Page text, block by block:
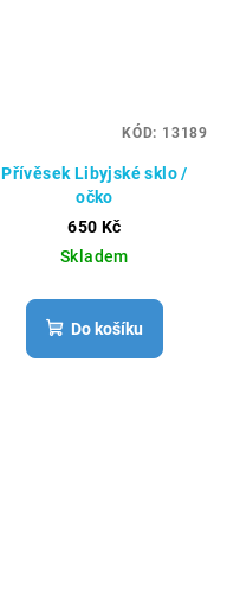
Přívěsek Libyjské sklo /
očko
650 Kč
Skladem
Do košíku
KÓD: 13189